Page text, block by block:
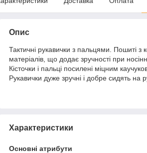
Опис
Тактичні рукавички з пальцями. Пошиті з
матеріалів, що додає зручності при
Кісточки і пальці посилені міцним
Рукавички дуже зручні і добре сидять на
Характеристики
Основні атрибути